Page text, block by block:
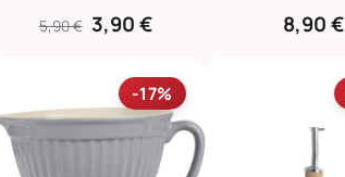
5,90 € 3,90 € 8,90 €
-17%